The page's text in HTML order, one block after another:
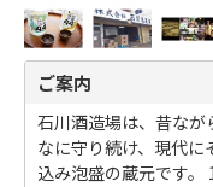
ご案内
石川酒造場は、昔な
なに守り続け、現代
込み泡盛の蔵元です。